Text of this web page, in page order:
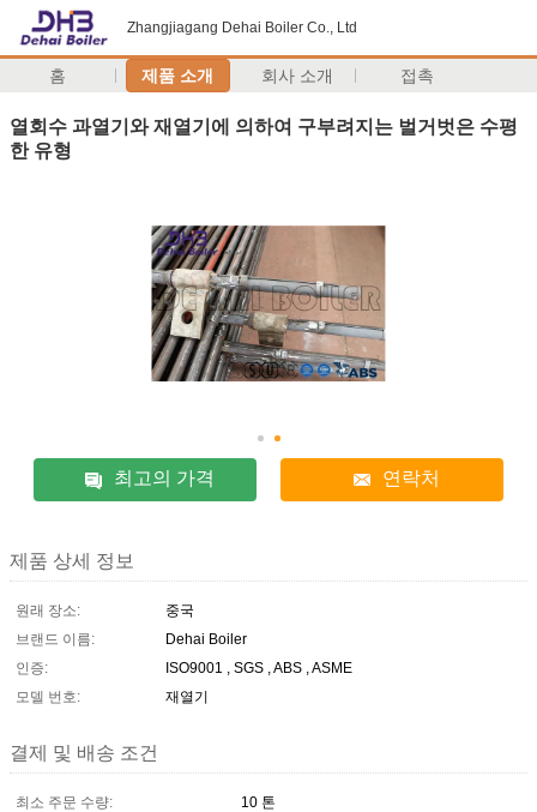
Zhangjiagang Dehai Boiler Co., Ltd
홈 제품 소개 회사 소개 접촉
열회수 과열기와 재열기에 의하여 구부려지는 벌거벗은 수평
한 유형
최고의 가격 연락처
제품 상세 정보
원래 장소:
중국
브랜드 이름:
Dehai Boiler
인증:
ISO9001 , SGS , ABS , ASME
모델 번호:
재열기
결제 및 배송 조건
최소 주문 수량:
10 톤